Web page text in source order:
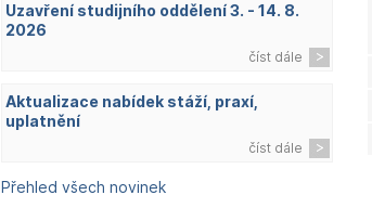
Uzavření studijního oddělení 3. - 14. 8.
2026
číst dále
Aktualizace nabídek stáží, praxí,
uplatnění
číst dále
Přehled všech novinek